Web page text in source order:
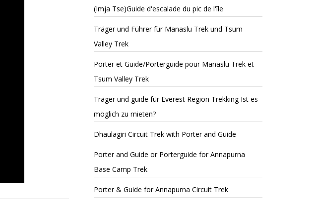
(Imja Tse)Guide d'escalade du pic de l'île
Träger und Führer für Manaslu Trek und Tsum
Valley Trek
Porter et Guide/Porterguide pour Manaslu Trek et
Tsum Valley Trek
Träger und guide für Everest Region Trekking Ist es
möglich zu mieten?
Dhaulagiri Circuit Trek with Porter and Guide
Porter and Guide or Porterguide for Annapurna
Base Camp Trek
Porter & Guide for Annapurna Circuit Trek